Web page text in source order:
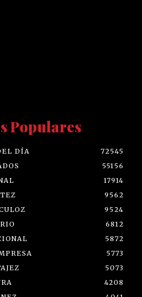
Populares
DÍA
72545
55156
17914
9562
9524
6812
5872
5773
5073
4208